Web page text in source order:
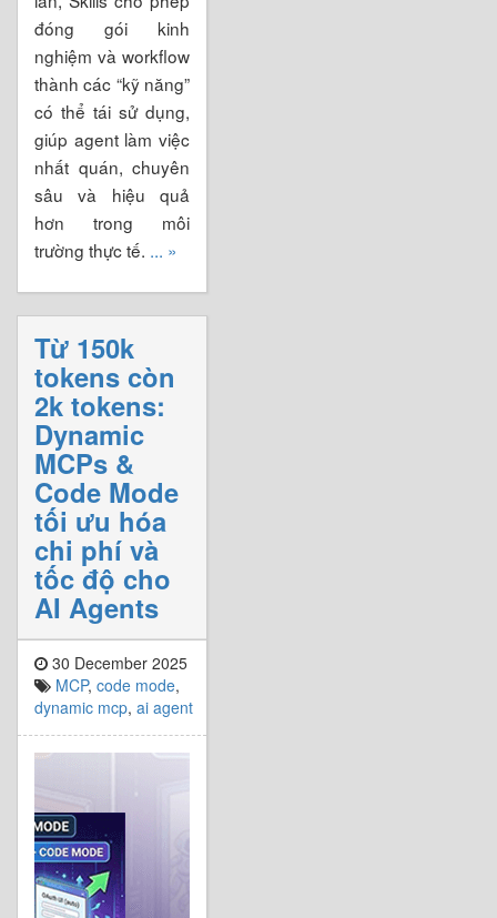
đóng gói kinh
nghiệm và workflow
thành các “kỹ năng”
có thể tái sử dụng,
giúp agent làm việc
nhất quán, chuyên
sâu và hiệu quả
hơn trong môi
trường thực tế. ... »
Từ 150k
tokens còn
2k tokens:
Dynamic
MCPs &
Code Mode
tối ưu hóa
chi phí và
tốc độ cho
AI Agents
30 December 2025
MCP, code mode,
dynamic mcp, ai agent